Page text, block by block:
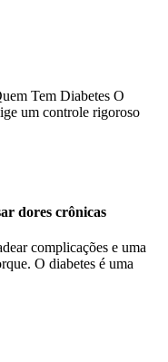
Tem Diabetes O
um controle rigoroso
dores crônicas
complicações e uma
O diabetes é uma